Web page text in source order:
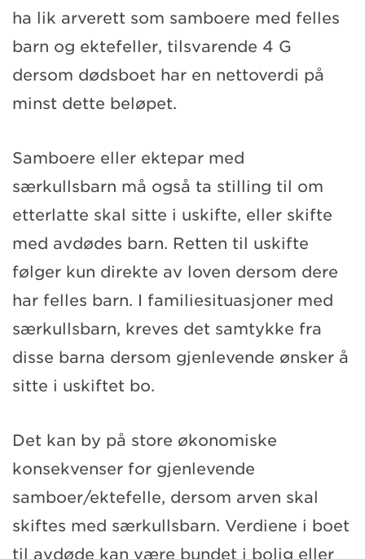
ha lik arverett som samboere med felles
barn og ektefeller, tilsvarende 4 G
dersom dødsboet har en nettoverdi på
minst dette beløpet.
Samboere eller ektepar med
særkullsbarn må også ta stilling til om
etterlatte skal sitte i uskifte, eller skifte
med avdødes barn. Retten til uskifte
følger kun direkte av loven dersom dere
har felles barn. I familiesituasjoner med
særkullsbarn, kreves det samtykke fra
disse barna dersom gjenlevende ønsker å
sitte i uskiftet bo.
Det kan by på store økonomiske
konsekvenser for gjenlevende
samboer/ektefelle, dersom arven skal
skiftes med særkullsbarn. Verdiene i boet
til avdøde kan være bundet i bolig eller